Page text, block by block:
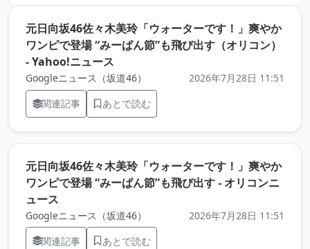
元日向坂46佐々木美玲「ウォーターです！」爽やか
ワンピで登場 “みーぱん節”も飛び出す（オリコン）
- Yahoo!ニュース
Googleニュース（坂道46）
2026年7月28日 11:51
関連記事
あとで読む
元日向坂46佐々木美玲「ウォーターです！」爽やか
ワンピで登場 “みーぱん節”も飛び出す - オリコンニ
ュース
Googleニュース（坂道46）
2026年7月28日 11:51
関連記事
あとで読む